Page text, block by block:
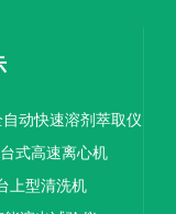
自动快速溶剂萃取仪
式高速离心机
上型清洗机